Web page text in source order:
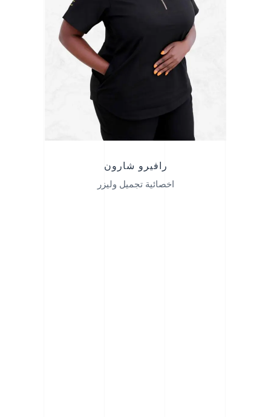
رافيرو شارون
اخصائية تجميل وليزر